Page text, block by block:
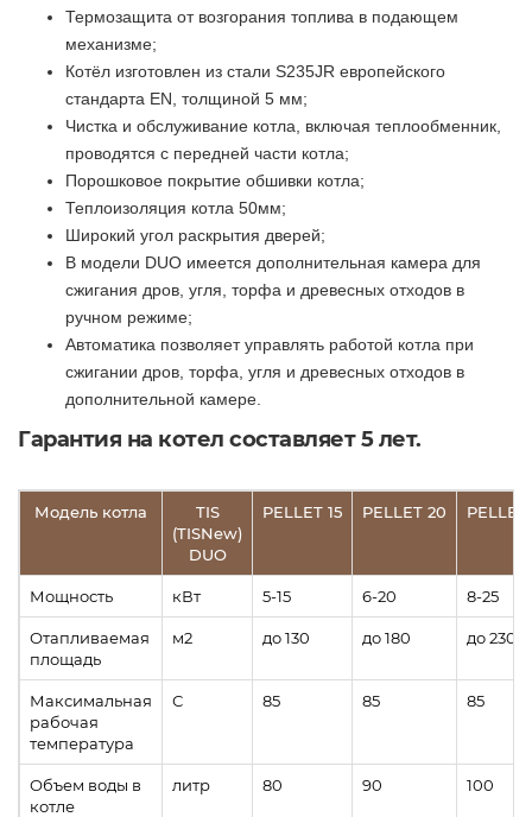
Термозащита от возгорания топлива в подающем
механизме;
Котёл изготовлен из стали S235JR европейского
стандарта EN, толщиной 5 мм;
Чистка и обслуживание котла, включая теплообменник,
проводятся с передней части котла;
Порошковое покрытие обшивки котла;
Теплоизоляция котла 50мм;
Широкий угол раскрытия дверей;
В модели DUO имеется дополнительная камера для
сжигания дров, угля, торфа и древесных отходов в
ручном режиме;
Автоматика позволяет управлять работой котла при
сжигании дров, торфа, угля и древесных отходов в
дополнительной камере.
Гарантия на котел составляет 5 лет.
Модель котла
TIS
(TISNew)
DUO
PELLET 15 PELLET 20 PELLET
Мощность кВт 5-15 6-20 8-25
Отапливаемая
площадь
м2 до 130 до 180 до 230
Максимальная
рабочая
температура
С 85 85 85
Объем воды в
котле
литр 80 90 100